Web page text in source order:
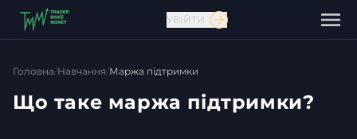
УВІЙТИ
Головна/Навчання/Маржа підтримки
Що таке маржа підтримки?